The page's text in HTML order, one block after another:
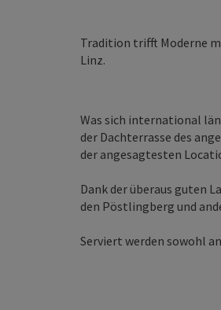
Tradition trifft Moderne
Linz.
Was sich international
der Dachterrasse des
der angesagtesten
Dank der überaus guten
den Pöstlingberg und
Serviert werden sowohl